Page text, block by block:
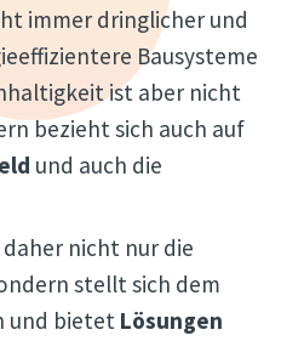
immer dringlicher und
Bausysteme
ist aber nicht
bezieht sich auch auf
und auch die
nicht nur die
stellt sich dem
und bietet Lösungen